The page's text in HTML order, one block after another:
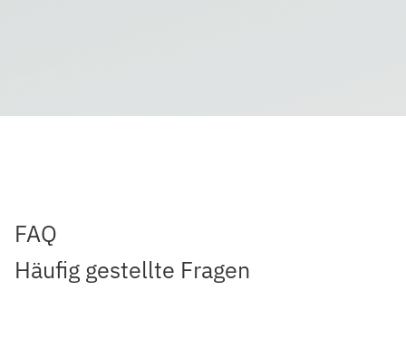
FAQ
Häufig gestellte Fragen